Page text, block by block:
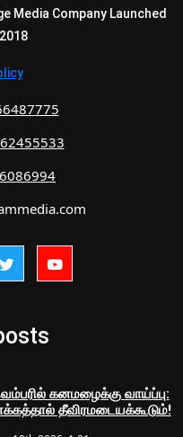
Media Company Launched
கனமழைக்கு வாய்ப்பு:
தீவிரமடையக்கூடும்!